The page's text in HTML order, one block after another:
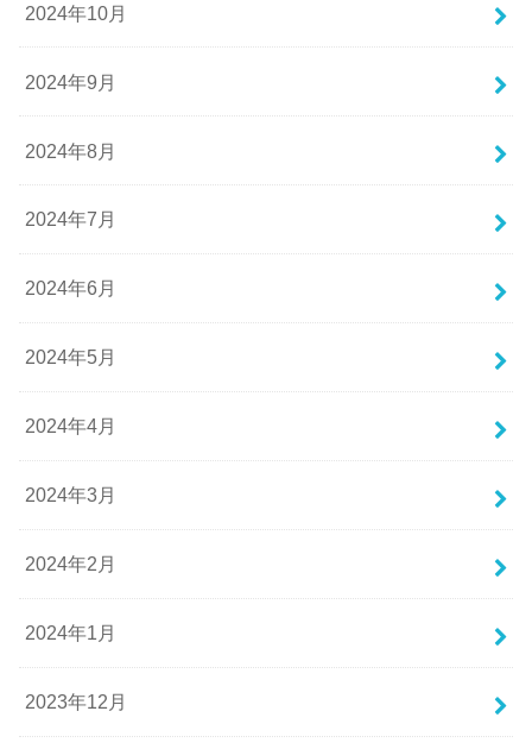
2024年10月
2024年9月
2024年8月
2024年7月
2024年6月
2024年5月
2024年4月
2024年3月
2024年2月
2024年1月
2023年12月